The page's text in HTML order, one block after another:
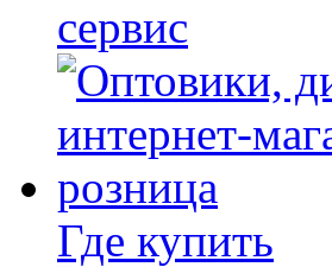
сервис
Где купить